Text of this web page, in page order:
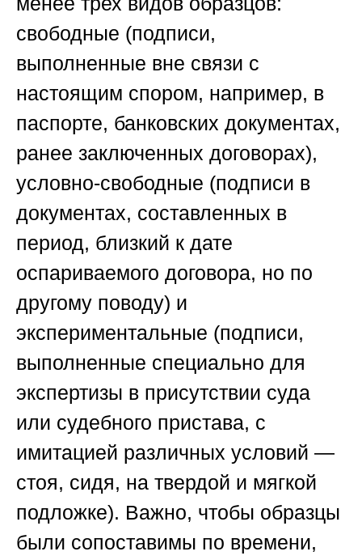
свободные (подписи,
выполненные вне связи с
настоящим спором, например, в
паспорте, банковских документах,
ранее заключенных договорах),
условно-свободные (подписи в
документах, составленных в
период, близкий к дате
оспариваемого договора, но по
другому поводу) и
экспериментальные (подписи,
выполненные специально для
экспертизы в присутствии суда
или судебного пристава, с
имитацией различных условий —
стоя, сидя, на твердой и мягкой
подложке). Важно, чтобы образцы
были сопоставимы по времени,